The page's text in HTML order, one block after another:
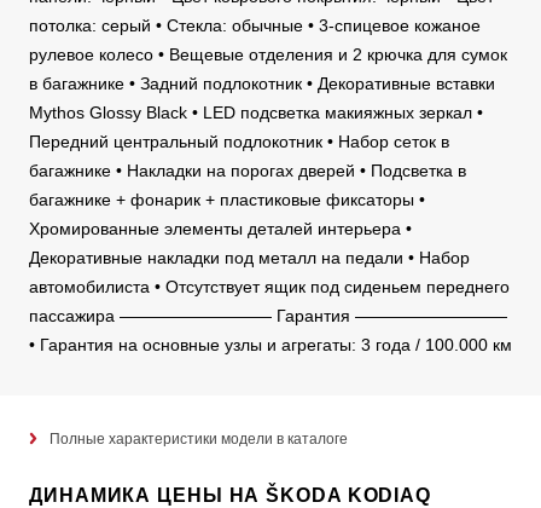
потолка: серый • Стекла: обычные • 3-спицевое кожаное
рулевое колесо • Вещевые отделения и 2 крючка для сумок
в багажнике • Задний подлокотник • Декоративные вставки
Mythos Glossy Black • LED подсветка макияжных зеркал •
Передний центральный подлокотник • Набор сеток в
багажнике • Накладки на порогах дверей • Подсветка в
багажнике + фонарик + пластиковые фиксаторы •
Хромированные элементы деталей интерьера •
Декоративные накладки под металл на педали • Набор
автомобилиста • Отсутствует ящик под сиденьем переднего
пассажира ————————— Гарантия —————————
• Гарантия на основные узлы и агрегаты: 3 года / 100.000 км
Полные характеристики модели в каталоге
ДИНАМИКА ЦЕНЫ НА ŠKODA KODIAQ